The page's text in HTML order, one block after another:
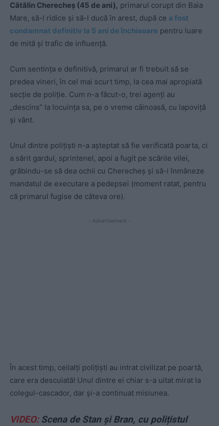
Cătălin Cherecheș (45 de ani), primarul corupt din Baia
Mare, să-l ridice și să-l ducă în arest, după ce a fost
condamnat definitiv la 5 ani de închisoare pentru luare
de mită și trafic de influență.
Cum sentința e definitivă, primarul ar fi trebuit să se
predea vineri, în cel mai scurt timp, la cea mai apropiată
secție de poliție. Cum n-a făcut-o, trei agenţi au
„descins” la locuinţa sa, pe o vreme câinoasă, cu lapoviţă
şi vânt.
Unul dintre polițiști n-a aşteptat să fie verificată poarta, ci
a sărit gardul, sprintenel, apoi a fugit pe scările vilei,
grăbindu-se să dea ochii cu Cherecheș și să-i înmâneze
mandatul de executare a pedepsei (moment ratat, pentru
că primarul fugise de câteva ore).
- Advertisement -
În acest timp, ceilalți polițiști au intrat civilizat pe poartă,
care era descuiată! Unul dintre ei chiar s-a uitat mirat la
colegul-cascador, dar și-a continuat misiunea.
VIDEO:Scena de Stan și Bran, cu polițistul